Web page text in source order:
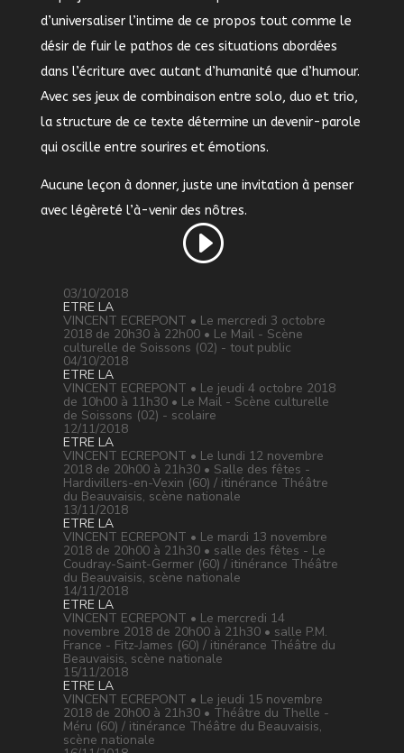
d’universaliser l’intime de ce propos tout comme le
désir de fuir le pathos de ces situations abordées
dans l’écriture avec autant d’humanité que d’humour.
Avec ses jeux de combinaison entre solo, duo et trio,
la structure de ce texte détermine un devenir-parole
qui oscille entre sourires et émotions.
Aucune leçon à donner, juste une invitation à penser
avec légèreté l’à-venir des nôtres.
03/10/2018
ETRE LA
VINCENT ECREPONT • Le mercredi 3 octobre
2018 de 20h30 à 22h00 • Le Mail - Scène
culturelle de Soissons (02) - tout public
04/10/2018
ETRE LA
VINCENT ECREPONT • Le jeudi 4 octobre 2018
de 10h00 à 11h30 • Le Mail - Scène culturelle
de Soissons (02) - scolaire
12/11/2018
ETRE LA
VINCENT ECREPONT • Le lundi 12 novembre
2018 de 20h00 à 21h30 • Salle des fêtes -
Hardivillers-en-Vexin (60) / itinérance Théâtre
du Beauvaisis, scène nationale
13/11/2018
ETRE LA
VINCENT ECREPONT • Le mardi 13 novembre
2018 de 20h00 à 21h30 • salle des fêtes - Le
Coudray-Saint-Germer (60) / itinérance Théâtre
du Beauvaisis, scène nationale
14/11/2018
ETRE LA
VINCENT ECREPONT • Le mercredi 14
novembre 2018 de 20h00 à 21h30 • salle P.M.
France - Fitz-James (60) / itinérance Théâtre du
Beauvaisis, scène nationale
15/11/2018
ETRE LA
VINCENT ECREPONT • Le jeudi 15 novembre
2018 de 20h00 à 21h30 • Théâtre du Thelle -
Méru (60) / itinérance Théâtre du Beauvaisis,
scène nationale